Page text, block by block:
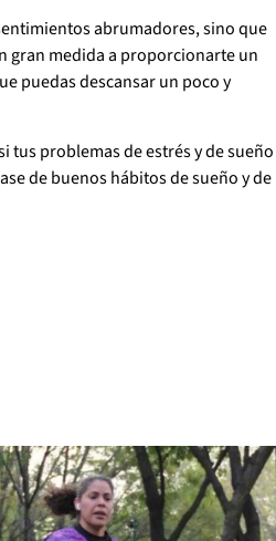
abrumadores, sino que
gran medida a proporcionarte un
puedas descansar un poco y
tus problemas de estrés y de sueño
de buenos hábitos de sueño y de